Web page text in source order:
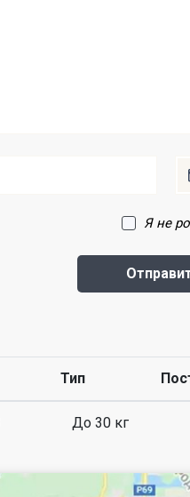
Я не
Тип
До 30 кг